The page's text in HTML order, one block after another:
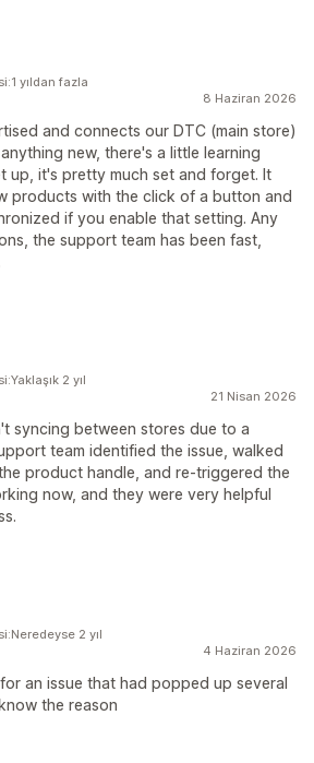
8 Haziran 2026
and connects our DTC (main store)
new, there's a little learning
up, it's pretty much set and forget. It
products with the click of a button and
if you enable that setting. Any
the support team has been fast,
yıldan fazla
21 Nisan 2026
syncing between stores due to a
team identified the issue, walked
product handle, and re-triggered the
now, and they were very helpful
2 yıl
4 Haziran 2026
an issue that had popped up several
the reason
2 yıl